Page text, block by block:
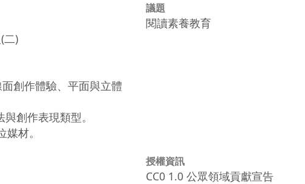
二)
創作體驗、平面與立體
創作表現類型。
材。
議題
閱讀素養教育
授權資訊
CC0 1.0 公眾領域貢獻宣告